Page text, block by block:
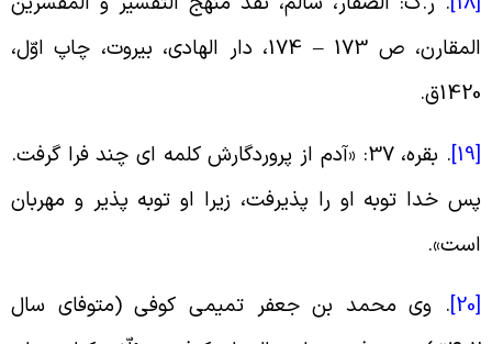
المقارن، ص 173 – 174، دار الهادى، بیروت، چاپ اوّل،
.
.
بقره، 37: «آدم از پروردگارش کلمه اى چند فرا گرفت.
خدا توبه او را پذیرفت، زیرا او توبه پذیر و مهربان
».
. وى محمد بن جعفر تمیمى کوفى (متوفاى سال